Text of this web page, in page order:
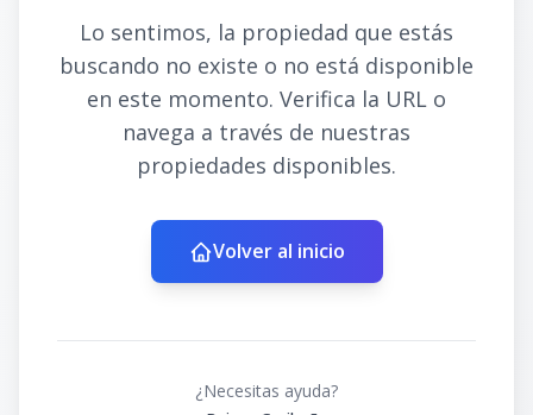
Lo sentimos, la propiedad que estás
buscando no existe o no está disponible
en este momento. Verifica la URL o
navega a través de nuestras
propiedades disponibles.
Volver al inicio
¿Necesitas ayuda?